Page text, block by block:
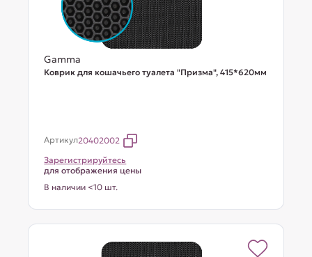
Gamma
Коврик для кошачьего туалета "Призма", 415*620мм
Артикул20402002
Зарегистрируйтесь
для отображения цены
В наличии <10 шт.